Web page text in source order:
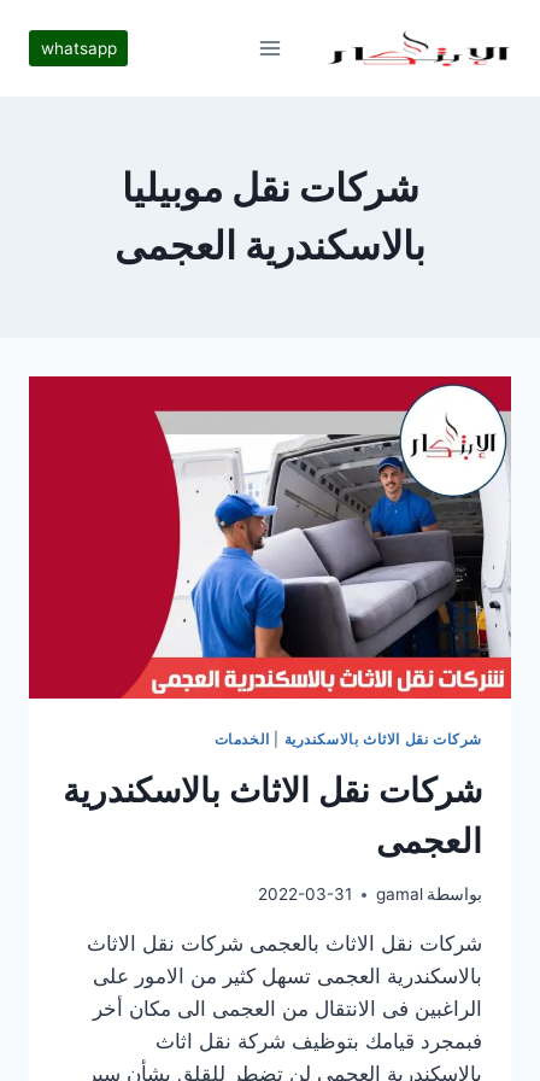
whatsapp
شركات نقل موبيليا
بالاسكندرية العجمى
شركات نقل الاثاث بالاسكندرية الخدمات
شركات نقل الاثاث بالاسكندرية
العجمى
بواسطة gamal
2022-03-31
شركات نقل الاثاث بالعجمى شركات نقل الاثاث
بالاسكندرية العجمى تسهل كثير من الامور على
الراغبين فى الانتقال من العجمى الى مكان أخر
فبمجرد قيامك بتوظيف شركة نقل اثاث
بالاسكندرية العجمى لن تضطر للقلق بشأن سير